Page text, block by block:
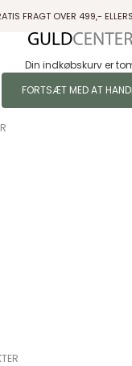
FRAGT OVER 499,-
Guldcenter
Din indkøbskurv er
FORTSÆT MED AT